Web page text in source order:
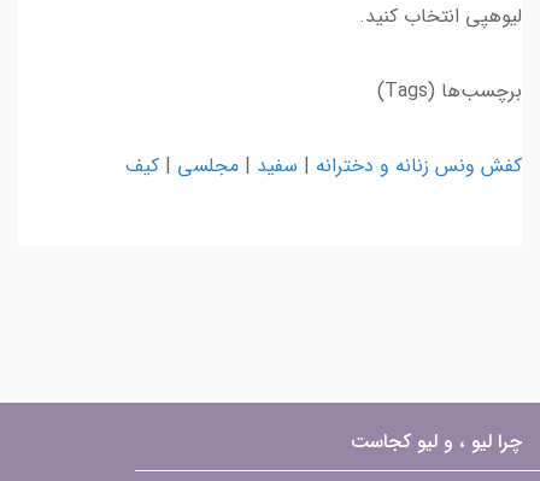
لیوهپی انتخاب کنید.
برچسب‌ها (Tags)
کفش ونس زنانه و دخترانه | سفید | مجلسی | کیف
چرا لیو ، و لیو کجاست